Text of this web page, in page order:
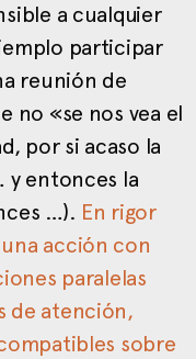
a cualquier
participar
reunión de
no «se nos vea el
por si acaso la
y entonces la
…). En rigor
acción con
paralelas
de atención,
sobre